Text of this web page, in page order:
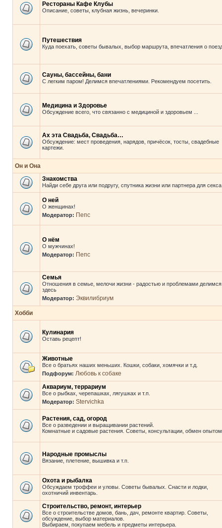
Рестораны Кафе Клубы
Описание, советы, клубная жизнь, вечеринки.
Путешествия
Куда поехать, советы бывалых, выбор маршрута, впечатления о
Сауны, бассейны, бани
С легким паром! Делимся впечатлениями. Рекомендуем посетить.
Медицина и Здоровье
Обсуждение всего, что связанно с медициной и здоровьем ...
Ах эта Свадьба, Свадьба…
Обсуждение: мест проведения, нарядов, причёсок, тосты, свадебные
картежи.
Он и Она
Знакомства
Найди себе друга или подругу, спутника жизни или партнера для
О ней
О женщинах!
Модератор: Пепс
О нём
О мужчинах!
Модератор: Пепс
Семья
Отношения в семье, мелочи жизни - радостью и проблемами делимся
здесь
Модератор: Эквилибриум
Хобби
Кулинария
Оставь рецепт!
Животные
Все о братьях наших меньших. Кошки, собаки, хомячки и т.д.
Подфорум: Любовь к собаке
Аквариум, террариум
Все о рыбках, черепашках, лягушках и т.п.
Модератор: Stervichka
Растения, сад, огород
Все о разведении и выращивании растений.
Комнатные и садовые растения. Советы, консультации, обмен
Народные промыслы
Вязание, плетение, вышивка и т.п.
Охота и рыбалка
Обсуждаем троффеи и уловы. Советы бывалых. Снасти и лодки,
охотничий инвентарь.
Строительство, ремонт, интерьер
Все о строительстве домов, бань, дач, ремонте квартир. Советы,
обсуждение, выбор материалов.
Выбираем, покупаем мебель и предметы интерьера.